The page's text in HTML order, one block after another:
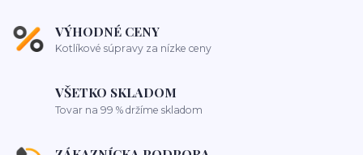
VÝHODNÉ CENY
Kotlíkové súpravy za nízke ceny
VŠETKO SKLADOM
Tovar na 99 % držíme skladom